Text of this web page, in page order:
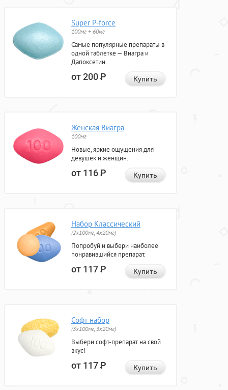
Super P-force
100мг + 60мг
Самые популярные препараты в
одной таблетке — Виагра и
Дапоксетин.
от 200Р Купить
Женская Виагра
100мг
Новые, яркие ощущения для
девушек и женщин.
от 116Р Купить
Набор Классический
(2x100мг, 4x20мг)
Попробуй и выбери наиболее
понравившийся препарат.
от 117Р Купить
Софт набор
(3x100мг, 3x20мг)
Выбери софт-препарат на свой
вкус!
от 117Р Купить